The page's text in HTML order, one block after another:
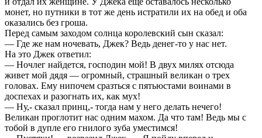
монет, но путники в тот же день истратили их на обед и оба
оказались без гроша.
Перед самым заходом солнца королевский сын сказал:
— Где же нам ночевать, Джек? Ведь денег-то у нас нет.
На это Джек ответил:
— Ночлег найдется, господин мой! В двух милях отсюда
живет мой дядя — огромный, страшный великан о трех
головах. Ему нипочем сразться с пятьюстами воинами в
доспехах и разогнать их, как мух!
— Ну,- сказал принц,- тогда нам у него делать нечего!
Великан проглотит нас одним махом. Да что там! Ведь мы с
тобой в дупле его гнилого зуба уместимся!